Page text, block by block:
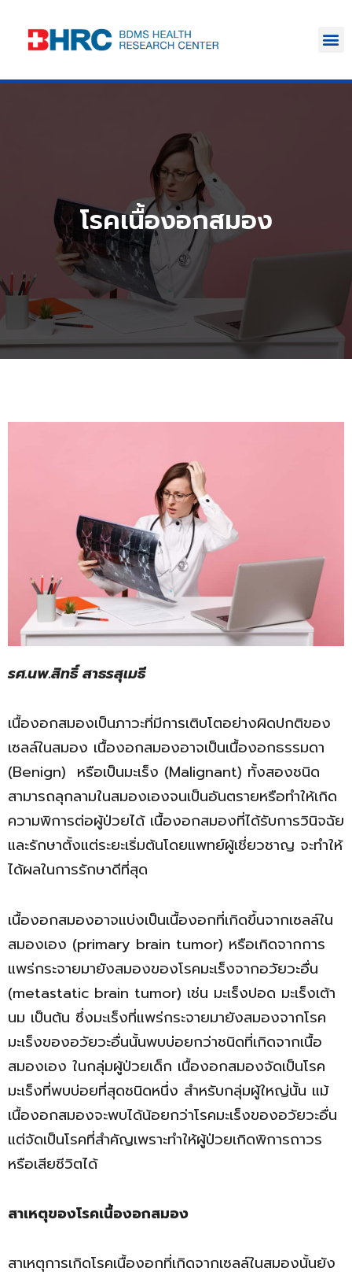
โรคเนื้องอกสมอง
รศ.นพ.สิทธิ์ สาธรสุเมธี
เนื้องอกสมองเป็นภาวะที่มีการเติบโตอย่างผิดปกติของ
เซลล์ในสมอง เนื้องอกสมองอาจเป็นเนื้องอกธรรมดา
(Benign) หรือเป็นมะเร็ง (Malignant) ทั้งสองชนิด
สามารถลุกลามในสมองเองจนเป็นอันตรายหรือทำให้เกิด
ความพิการต่อผู้ป่วยได้ เนื้องอกสมองที่ได้รับการวินิจฉัย
และรักษาตั้งแต่ระยะเริ่มต้นโดยแพทย์ผู้เชี่ยวชาญ จะทำให้
ได้ผลในการรักษาดีที่สุด
เนื้องอกสมองอาจแบ่งเป็นเนื้องอกที่เกิดขึ้นจากเซลล์ใน
สมองเอง (primary brain tumor) หรือเกิดจากการ
แพร่กระจายมายังสมองของโรคมะเร็งจากอวัยวะอื่น
(metastatic brain tumor) เช่น มะเร็งปอด มะเร็งเต้า
นม เป็นต้น ซึ่งมะเร็งที่แพร่กระจายมายังสมองจากโรค
มะเร็งของอวัยวะอื่นนั้นพบบ่อยกว่าชนิดที่เกิดจากเนื้อ
สมองเอง ในกลุ่มผู้ป่วยเด็ก เนื้องอกสมองจัดเป็นโรค
มะเร็งที่พบบ่อยที่สุดชนิดหนึ่ง สำหรับกลุ่มผู้ใหญ่นั้น แม้
เนื้องอกสมองจะพบได้น้อยกว่าโรคมะเร็งของอวัยวะอื่น
แต่จัดเป็นโรคที่สำคัญเพราะทำให้ผู้ป่วยเกิดพิการถาวร
หรือเสียชีวิตได้
สาเหตุของโรคเนื้องอกสมอง
สาเหตุการเกิดโรคเนื้องอกที่เกิดจากเซลล์ในสมองนั้นยัง